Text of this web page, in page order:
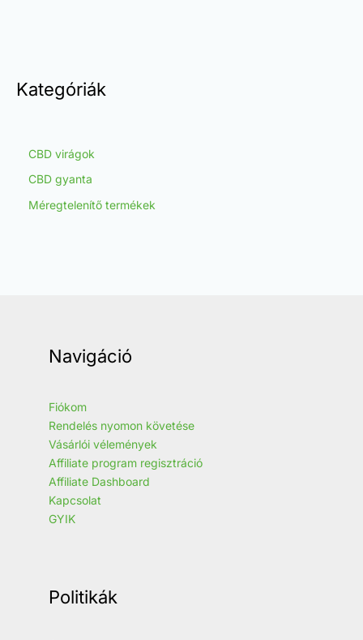
Kategóriák
CBD virágok
CBD gyanta
Méregtelenítő termékek
Navigáció
Fiókom
Rendelés nyomon követése
Vásárlói vélemények
Affiliate program regisztráció
Affiliate Dashboard
Kapcsolat
GYIK
Politikák